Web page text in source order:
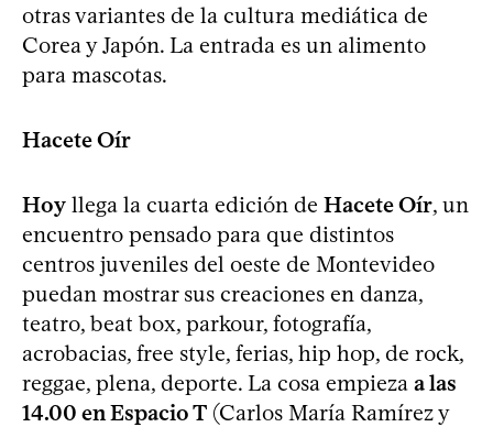
otras variantes de la cultura mediática de
Corea y Japón. La entrada es un alimento
para mascotas.
Hacete Oír
Hoy llega la cuarta edición de Hacete Oír, un
encuentro pensado para que distintos
centros juveniles del oeste de Montevideo
puedan mostrar sus creaciones en danza,
teatro, beat box, parkour, fotografía,
acrobacias, free style, ferias, hip hop, de rock,
reggae, plena, deporte. La cosa empieza a las
14.00 en Espacio T (Carlos María Ramírez y